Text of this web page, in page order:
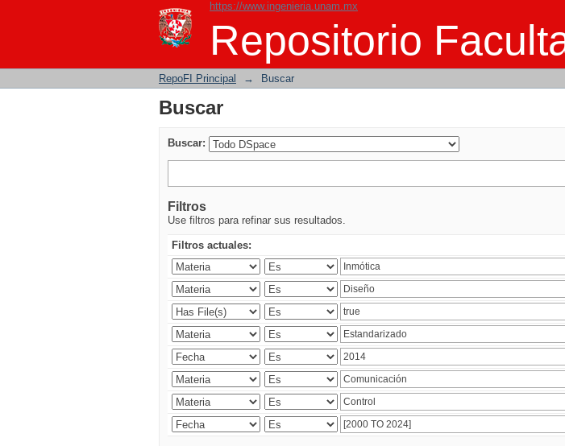
https://www.ingenieria.unam.mx
Repositorio
Buscar
RepoFI Principal → Buscar
Buscar
Buscar:
Filtros
Use filtros para refinar sus resultados.
Filtros actuales: